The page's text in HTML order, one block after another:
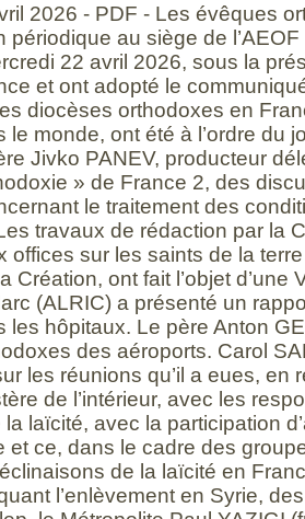
2026 - PDF - Les évêques
périodique au siège de
22 avril 2026, sous la
et ont adopté le
diocèses orthodoxes en
le monde, ont été à l’ordre du
Jivko PANEV, producteur
» de France 2, des
le traitement des
travaux de rédaction par la
offices sur les saints de la
Création, ont fait l’objet d’une
(ALRIC) a présenté un
les hôpitaux. Le père Anton
des aéroports. Carol
les réunions qu’il a eues, en
de l’intérieur, avec les
laïcité, avec la participation
et ce, dans le cadre des
de la laïcité en
l’enlèvement en Syrie,